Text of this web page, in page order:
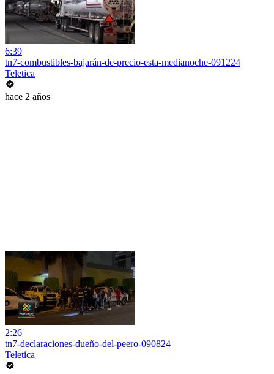
6:39
tn7-combustibles-bajarán-de-precio-esta-medianoche-091224
Teletica
hace 2 años
2:26
tn7-declaraciones-dueño-del-peero-090824
Teletica